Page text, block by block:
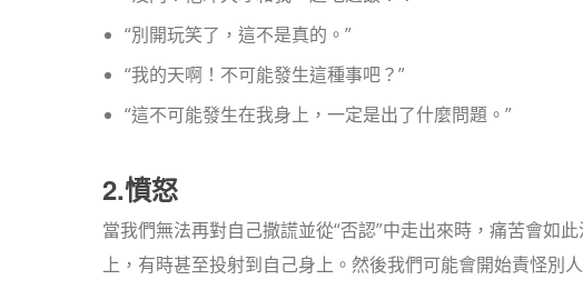
“別開玩笑了，這不是真的。”
“我的天啊！不可能發生這種事吧？”
“這不可能發生在我身上，一定是出了什麼問題。”
2.憤怒
當我們無法再對自己撒謊並從“否認”中走出來時，痛苦會如
上，有時甚至投射到自己身上。然後我們可能會開始責怪別